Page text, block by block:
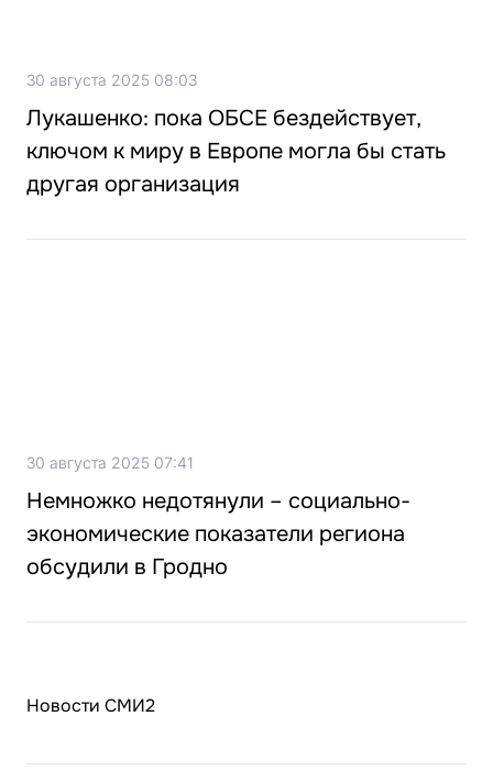
30 августа 2025 08:03
Лукашенко: пока ОБСЕ бездействует,
ключом к миру в Европе могла бы стать
другая организация
30 августа 2025 07:41
Немножко недотянули – социально-
экономические показатели региона
обсудили в Гродно
Новости СМИ2